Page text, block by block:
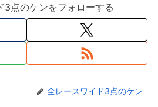
3点のケンをフォローする
全レースワイド3点のケン